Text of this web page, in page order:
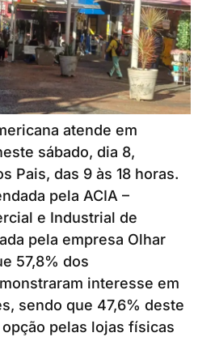
atende em
sábado, dia 8,
Pais, das 9 às 18 horas.
pela ACIA –
e Industrial de
pela empresa Olhar
57,8% dos
interesse em
sendo que 47,6% deste
pelas lojas físicas